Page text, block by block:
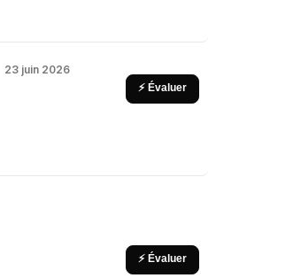
23 juin 2026
⚡ Évaluer
⚡ Évaluer